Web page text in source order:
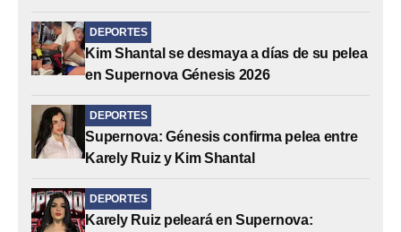
DEPORTES
Kim Shantal se desmaya a días de su pelea
en Supernova Génesis 2026
DEPORTES
Supernova: Génesis confirma pelea entre
Karely Ruiz y Kim Shantal
DEPORTES
Karely Ruiz peleará en Supernova: